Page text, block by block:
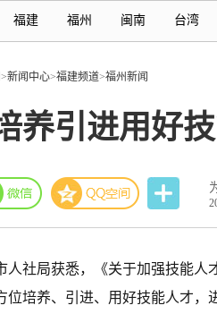
福建 福州 闽南 台湾
>新闻中心>福建频道>福州新闻
养引进用好
人社局获悉，《关于加强技能人
位培养、引进、用好技能人才，